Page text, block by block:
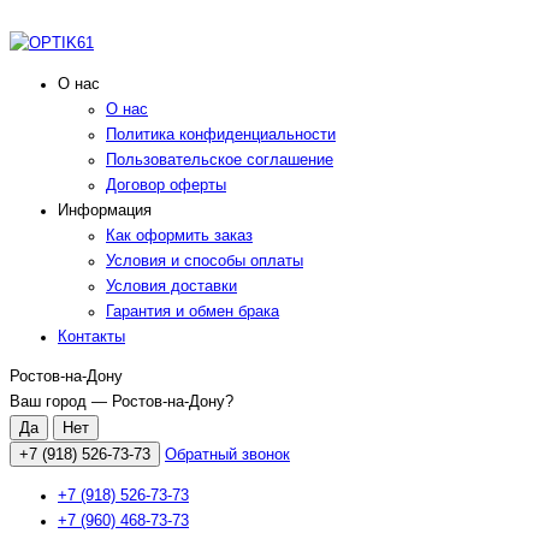
О нас
О нас
Политика конфиденциальности
Пользовательское соглашение
Договор оферты
Информация
Как оформить заказ
Условия и способы оплаты
Условия доставки
Гарантия и обмен брака
Контакты
Ростов-на-Дону
Ваш город — Ростов-на-Дону?
+7 (918) 526-73-73 Обратный звонок
+7 (918) 526-73-73
+7 (960) 468-73-73